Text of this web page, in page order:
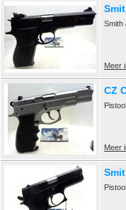
Smith
Meer
CZ
Meer